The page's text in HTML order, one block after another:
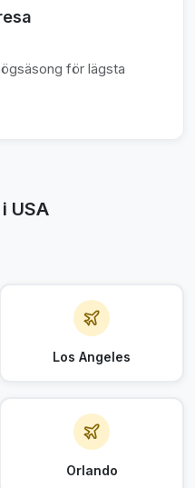
för lägsta
USA
Los Angeles
Orlando